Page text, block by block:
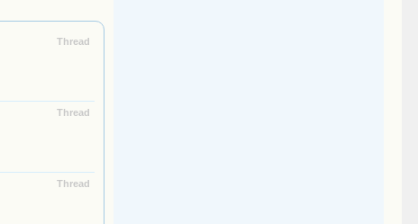
Thread
Thread
Thread